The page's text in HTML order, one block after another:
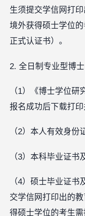
生须提交学信网打
境外获得硕士学位
正式认证书）。
2. 全日制专业型博士
（1）《博士学位
报名成功后下载打印
（2）本人有效身份
（3）本科毕业证书
（4）硕士毕业证
交学信网打印出的
得硕士学位的考生